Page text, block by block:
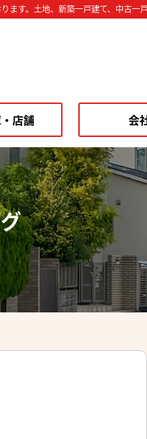
す。土地、新築一戸建て、中古一
店舗 会